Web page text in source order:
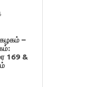
கழகம் –
169 &